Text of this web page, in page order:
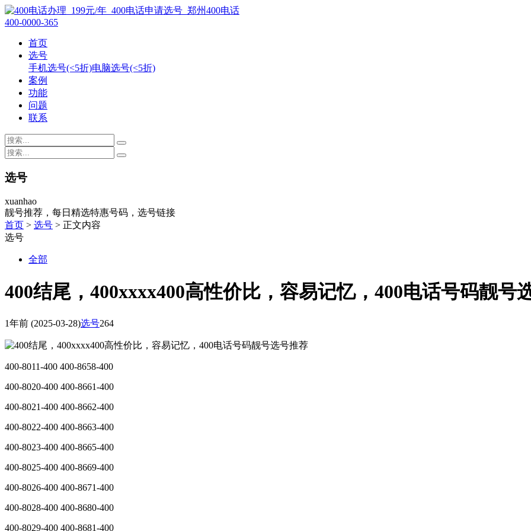
400-0000-365
首页
选号
手机选号(<5折)电脑选号(<5折)
案例
功能
问题
联系
选号
xuanhao
靓号推荐，每日精选特惠号码，选号链接
首页 > 选号 > 正文内容
选号
全部
400结尾，400xxxx400高性价比，容易记忆，400电话号码靓号
1年前 (2025-03-28)选号264
400-8011-400 400-8658-400
400-8020-400 400-8661-400
400-8021-400 400-8662-400
400-8022-400 400-8663-400
400-8023-400 400-8665-400
400-8025-400 400-8669-400
400-8026-400 400-8671-400
400-8028-400 400-8680-400
400-8029-400 400-8681-400